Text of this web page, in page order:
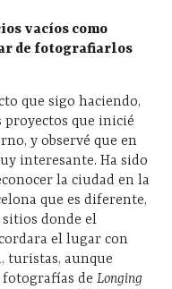
vacíos como
de fotografiarlos
que sigo haciendo,
proyectos que inicié
y observé que en
interesante. Ha sido
la ciudad en la
que es diferente,
donde el
el lugar con
turistas, aunque
de Longing